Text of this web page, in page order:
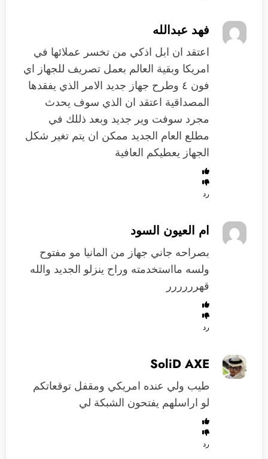
فهد عبدالله
اعتقد ان ابل اذكي من تخسر عملائها في
امريكا وبقية العالم بعمل تصريف للجهاز اي
فون ٤ وطرح جهاز جديد الامر الذي يفقدها
المصداقية اعتقد ان الذي سوف يحدث
مجرد سوفت وير جديد وبعد ذللك في
مطلع العام الجديد ممكن ان يتم تغير شكل
الجهاز يعطيكم العافية
رد
ام العيون السود
بصراحه جاني جهاز من المانيا مو مفتوح
ولسه مااستخدمته وراح ينزلو الجديد والله
قهرررررر
رد
SoliD AXE
طيب ولي عنده امريكي ومقفل توقعاتكم
لو اراسلهم يفتحون الشبكة لي
رد